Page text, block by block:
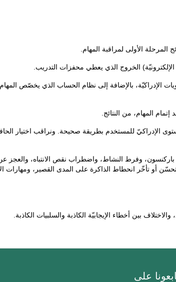
المرحلة الأولى لمراقبة المهام.
الخروج الذي يعطي محفزات التدريب.
الإدراكيّة، بالإضافة إلى نظام الحساب الذي يخصّص
المهام، من النتائج.
الإدراكيّ للمستخدم بطريقة صحيحة. ونراقب اختيار
وفرط النشاط، واضطراب نقص الانتباه، والعجز عن
أو تأخّر انحطاط الذاكرة على المدى القصير، ومهارات
بين أخطاء الإيجابيّة الكاذبة والسلبيات الكاذبة.
على